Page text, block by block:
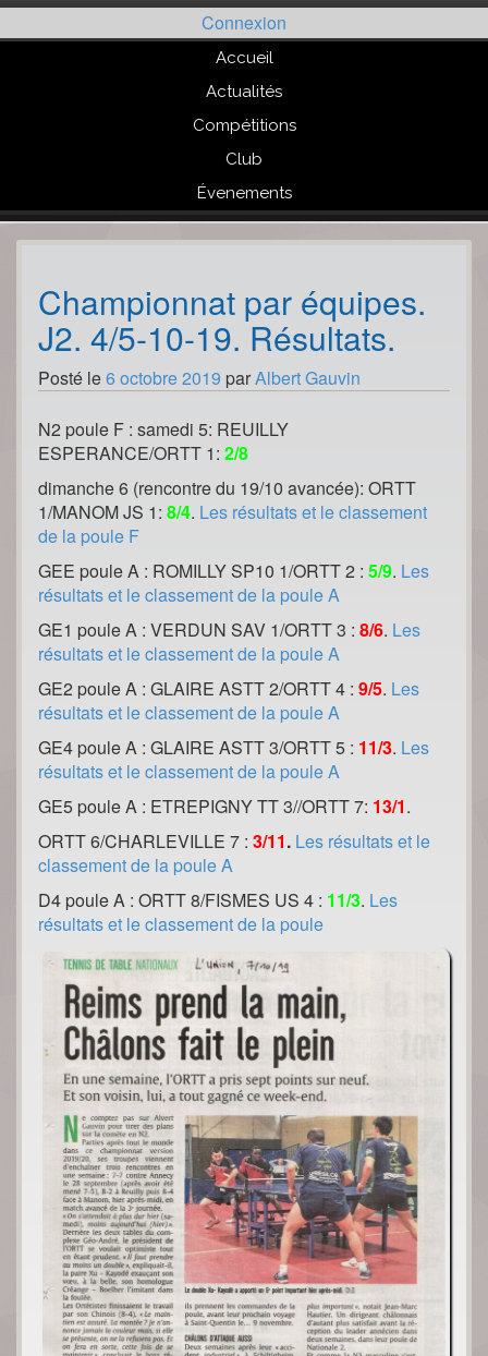
Passer
au
Connexion
Accueil
Actualités
Compétitions
Club
Évenements
Championnat par équipes.
J2. 4/5-10-19. Résultats.
Posté le6 octobre 2019 parAlbert Gauvin
N2 poule F : samedi 5: REUILLY
ESPERANCE/ORTT 1: 2/8
dimanche 6 (rencontre du 19/10 avancée): ORTT
1/MANOM JS 1: 8/4. Les résultats et le classement
de la poule F
GEE poule A : ROMILLY SP10 1/ORTT 2 : 5/9. Les
résultats et le classement de la poule A
GE1 poule A : VERDUN SAV 1/ORTT 3 : 8/6. Les
résultats et le classement de la poule A
GE2 poule A : GLAIRE ASTT 2/ORTT 4 : 9/5. Les
résultats et le classement de la poule A
GE4 poule A : GLAIRE ASTT 3/ORTT 5 : 11/3. Les
résultats et le classement de la poule A
GE5 poule A : ETREPIGNY TT 3//ORTT 7: 13/1.
ORTT 6/CHARLEVILLE 7 : 3/11. Les résultats et le
classement de la poule A
D4 poule A : ORTT 8/FISMES US 4 : 11/3. Les
résultats et le classement de la poule